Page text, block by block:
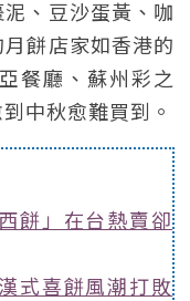
、豆沙蛋黃、咖
餅店家如香港的
餐廳、蘇州彩之
中秋愈難買到。
餅」在台熱賣卻
式喜餅風潮打敗